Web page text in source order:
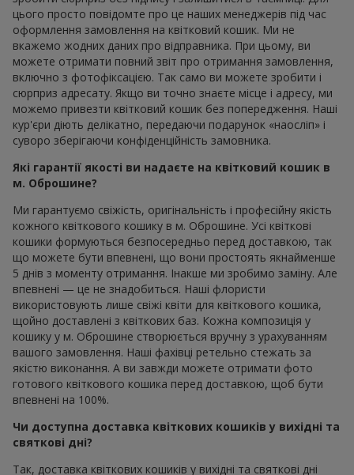
цього просто повідомте про це наших менеджерів під час
оформлення замовлення на квітковий кошик. Ми не
вкажемо жодних даних про відправника. При цьому, ви
можете отримати повний звіт про отримання замовлення,
включно з фотофіксацією. Так само ви можете зробити і
сюрприз адресату. Якщо ви точно знаєте місце і адресу, ми
можемо привезти квітковий кошик без попередження. Наші
кур'єри діють делікатно, передаючи подарунок «наосліп» і
суворо зберігаючи конфіденційність замовника.
Які гарантії якості ви надаєте на квітковий кошик в
м. Оброшине?
Ми гарантуємо свіжість, оригінальність і професійну якість
кожного квіткового кошику в м. Оброшине. Усі квіткові
кошики формуються безпосередньо перед доставкою, так
що можете бути впевнені, що вони простоять якнайменше
5 днів з моменту отримання. Інакше ми зробимо заміну. Але
впевнені — це не знадобиться. Наші флористи
використовують лише свіжі квіти для квіткового кошика,
щойно доставлені з квіткових баз. Кожна композиція у
кошику у м. Оброшине створюється вручну з урахуванням
вашого замовлення. Наші фахівці ретельно стежать за
якістю виконання. А ви завжди можете отримати фото
готового квіткового кошика перед доставкою, щоб бути
впевнені на 100%.
Чи доступна доставка квіткових кошиків у вихідні та
святкові дні?
Так, доставка квіткових кошиків у вихідні та святкові дні